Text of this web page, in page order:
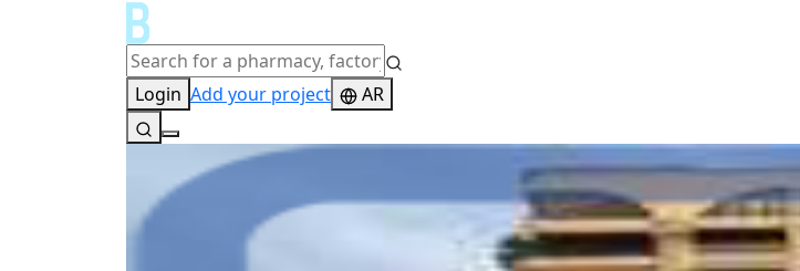
Login Add your project AR